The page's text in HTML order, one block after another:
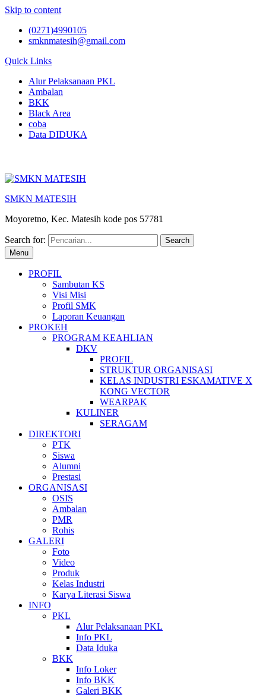
Skip to content
(0271)4990105
smknmatesih@gmail.com
Quick Links
Alur Pelaksanaan PKL
Ambalan
BKK
Black Area
coba
Data DIDUKA
SMKN MATESIH
Moyoretno, Kec. Matesih kode pos 57781
Search for:
Menu
PROFIL
Sambutan KS
Visi Misi
Profil SMK
Laporan Keuangan
PROKEH
PROGRAM KEAHLIAN
DKV
PROFIL
STRUKTUR ORGANISASI
KELAS INDUSTRI ESKAMATIVE X
KONG VECTOR
WEARPAK
KULINER
SERAGAM
DIREKTORI
PTK
Siswa
Alumni
Prestasi
ORGANISASI
OSIS
Ambalan
PMR
Rohis
GALERI
Foto
Video
Produk
Kelas Industri
Karya Literasi Siswa
INFO
PKL
Alur Pelaksanaan PKL
Info PKL
Data Iduka
BKK
Info Loker
Info BKK
Galeri BKK